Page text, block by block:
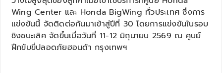
Wing Center และ Honda BigWing ทั่วประเทศ ซึ่งการ
แข่งขันนี้ จัดติดต่อกันมาเข้าสู่ปีที่ 30 โดยการแข่งขันในรอบ
ชิงชนะเลิศ จัดขึ้นเมื่อวันที่ 11-12 มิถุนายน 2569 ณ ศูนย์
ฝึกขับขี่ปลอดภัยฮอนด้า กรุงเทพฯ